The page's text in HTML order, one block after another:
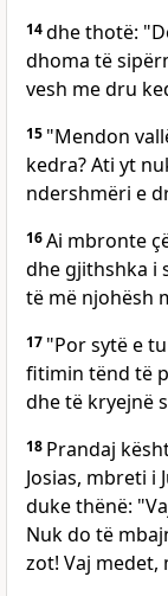
14dhe thotë:
dhoma të
vesh me dru
15 "Mendon
kedra? Ati yt
ndershmëri e
16Ai mbronte
dhe gjithshka i
të më njohësh
17 "Por sytë e
fitimin tënd të
dhe të kryejnë
18 Prandaj
Josias, mbreti i
duke thënë:
Nuk do të
zot! Vaj medet,